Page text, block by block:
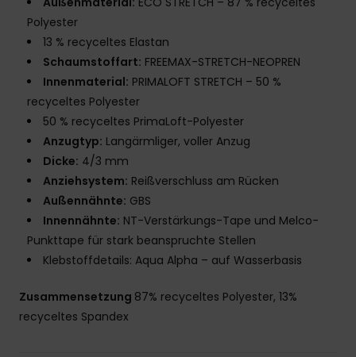
Polyester
13 % recyceltes Elastan
Schaumstoffart: FREEMAX-STRETCH-NEOPREN
Innenmaterial: PRIMALOFT STRETCH – 50 %
recyceltes Polyester
50 % recyceltes PrimaLoft-Polyester
Anzugtyp: Langärmliger, voller Anzug
Dicke: 4/3 mm
Anziehsystem: Reißverschluss am Rücken
Außennähnte: GBS
Innennähnte: NT-Verstärkungs-Tape und Melco-
Punkttape für stark beanspruchte Stellen
Klebstoffdetails: Aqua Alpha – auf Wasserbasis
Zusammensetzung 87% recyceltes Polyester, 13%
recyceltes Spandex